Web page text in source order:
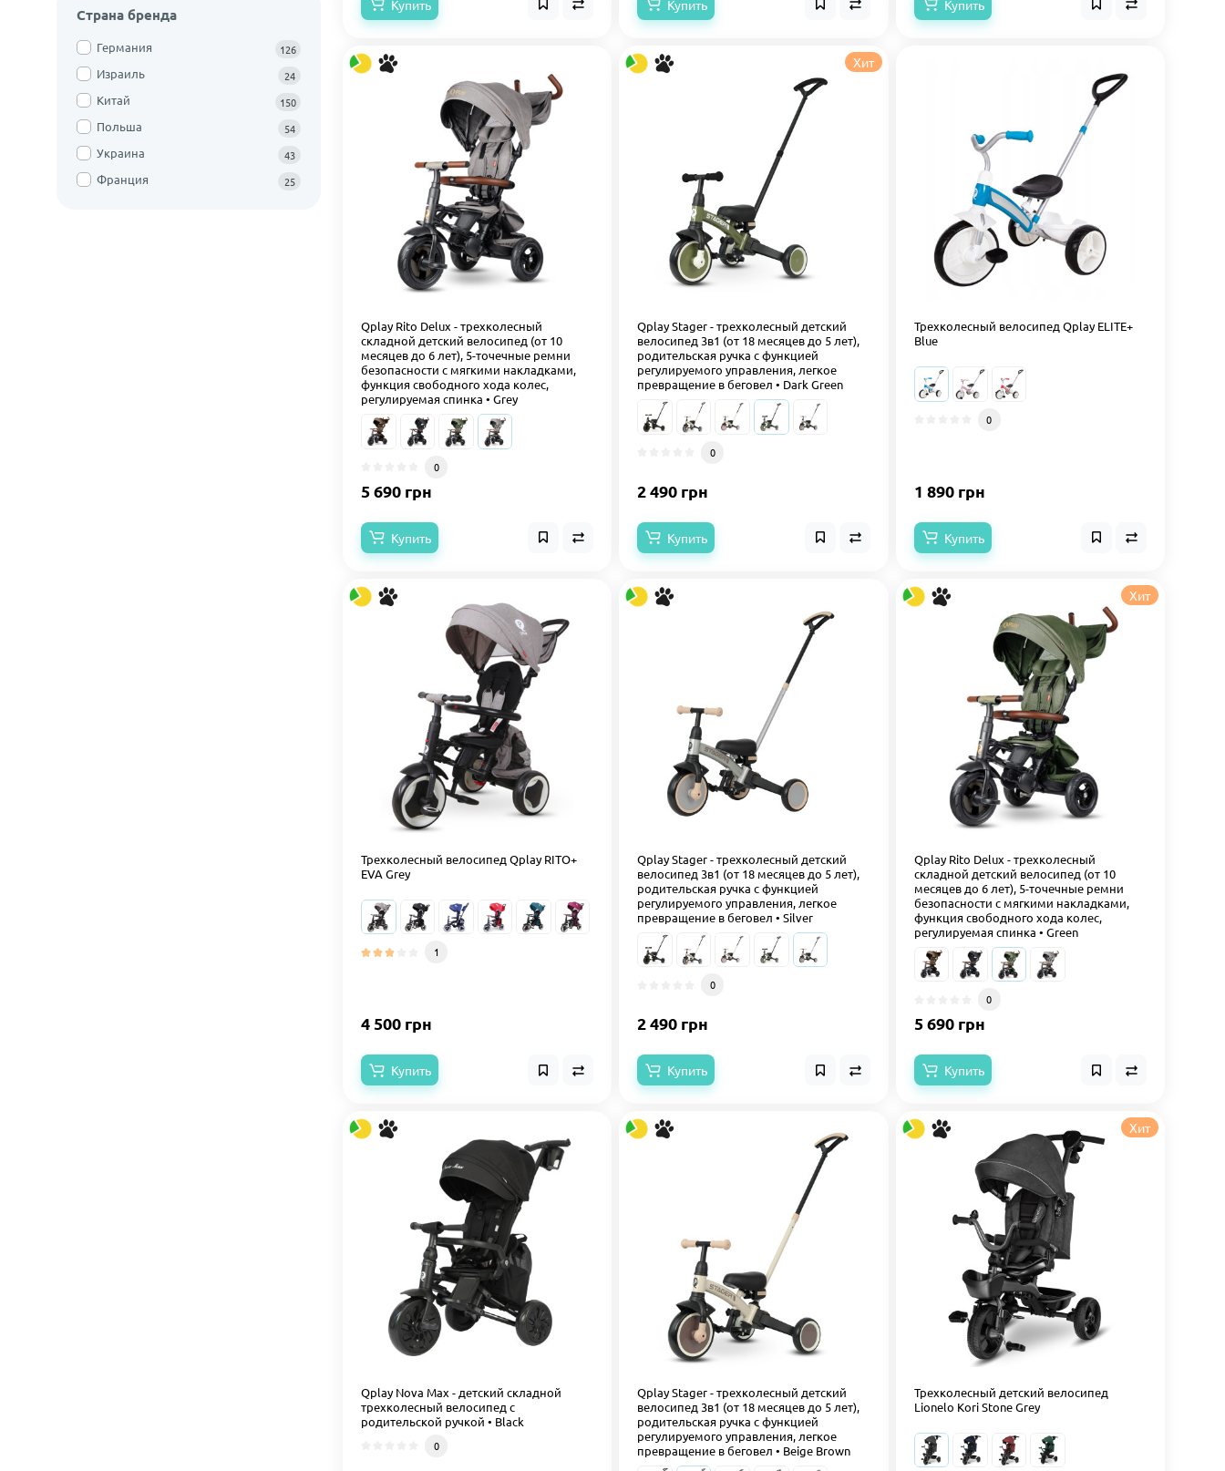
Страна бренда
Германия 126
Израиль 24
Китай 150
Польша 54
Украина 43
Франция 25
Купить Купить Купить
Qplay Rito Delux - трехколесный
складной детский велосипед (от 10
месяцев до 6 лет), 5-точечные ремни
безопасности с мягкими накладками,
функция свободного хода колес,
регулируемая спинка • Grey
0
5 690 грн
Купить
Хит
Qplay Stager - трехколесный детский
велосипед 3в1 (от 18 месяцев до 5 лет),
родительская ручка с функцией
регулируемого управления, легкое
превращение в беговел • Dark Green
0
2 490 грн
Купить
Трехколесный велосипед Qplay ELITE+
Blue
0
1 890 грн
Купить
Трехколесный велосипед Qplay RITO+
EVA Grey
1
4 500 грн
Купить
Qplay Stager - трехколесный детский
велосипед 3в1 (от 18 месяцев до 5 лет),
родительская ручка с функцией
регулируемого управления, легкое
превращение в беговел • Silver
0
2 490 грн
Купить
Хит
Qplay Rito Delux - трехколесный
складной детский велосипед (от 10
месяцев до 6 лет), 5-точечные ремни
безопасности с мягкими накладками,
функция свободного хода колес,
регулируемая спинка • Green
0
5 690 грн
Купить
Qplay Nova Max - детский складной
трехколесный велосипед с
родительской ручкой • Black
0
Qplay Stager - трехколесный детский
велосипед 3в1 (от 18 месяцев до 5 лет),
родительская ручка с функцией
регулируемого управления, легкое
превращение в беговел • Beige Brown
Хит
Трехколесный детский велосипед
Lionelo Kori Stone Grey